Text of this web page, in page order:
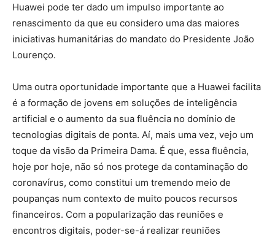
Huawei pode ter dado um impulso importante ao
renascimento da que eu considero uma das maiores
iniciativas humanitárias do mandato do Presidente João
Lourenço.
Uma outra oportunidade importante que a Huawei facilita
é a formação de jovens em soluções de inteligência
artificial e o aumento da sua fluência no domínio de
tecnologias digitais de ponta. Aí, mais uma vez, vejo um
toque da visão da Primeira Dama. É que, essa fluência,
hoje por hoje, não só nos protege da contaminação do
coronavírus, como constitui um tremendo meio de
poupanças num contexto de muito poucos recursos
financeiros. Com a popularização das reuniões e
encontros digitais, poder-se-á realizar reuniões